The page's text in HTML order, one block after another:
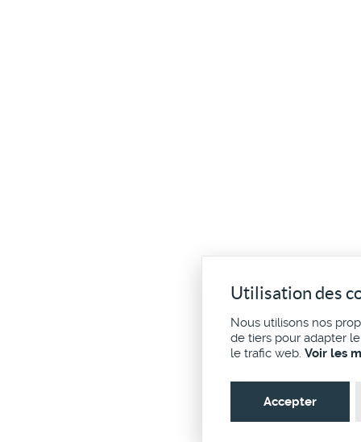
Utilisation des
Nous utilisons nos
de tiers pour adapter
le trafic web. Voir les
Accepter